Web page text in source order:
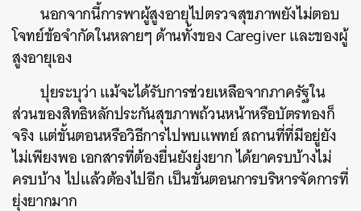
นอกจากนี้การพาผู้สูงอายุไปตรวจสุขภาพยังไม่ตอบ
โจทย์ข้อจำกัดในหลายๆ ด้านทั้งของ Caregiver และของผู้
สูงอายุเอง
ปุยระบุว่า แม้จะได้รับการช่วยเหลือจากภาครัฐใน
ส่วนของสิทธิหลักประกันสุขภาพถ้วนหน้าหรือบัตรทองก็
จริง แต่ขั้นตอนหรือวิธีการไปพบแพทย์ สถานที่ที่มีอยู่ยัง
ไม่เพียงพอ เอกสารที่ต้องยื่นยังยุ่งยาก ได้ยาครบบ้างไม่
ครบบ้าง ไปแล้วต้องไปอีก เป็นขั้นตอนการบริหารจัดการที่
ยุ่งยากมาก